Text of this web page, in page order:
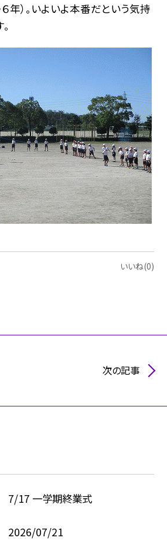
６年）。いよいよ本番だという気持
いいね(0)
次の記事
7/17 一学期終業式
2026/07/21